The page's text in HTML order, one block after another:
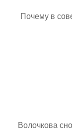
Почему в
Волочкова